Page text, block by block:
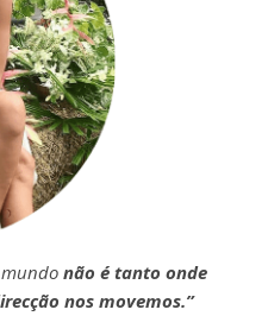
não é tanto onde
nos movemos.”